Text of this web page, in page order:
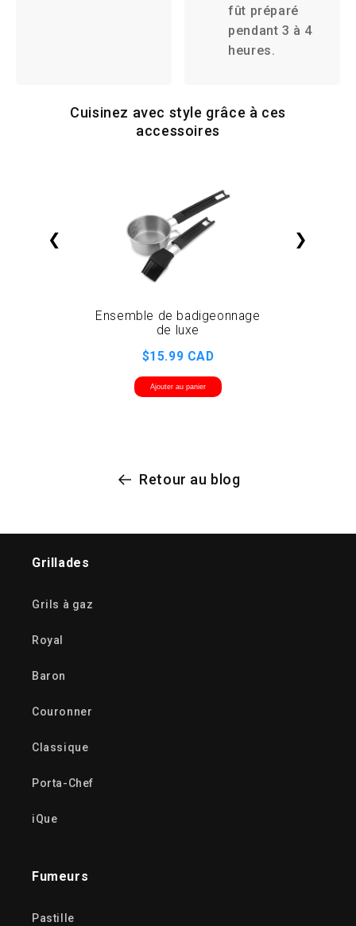
fût préparé
pendant 3 à 4
heures.
Cuisinez avec style grâce à ces
accessoires
❮
Ensemble de badigeonnage
de luxe
$15.99 CAD
Ajouter au panier
❯
Retour au blog
Grillades
Grils à gaz
Royal
Baron
Couronner
Classique
Porta-Chef
iQue
Fumeurs
Pastille